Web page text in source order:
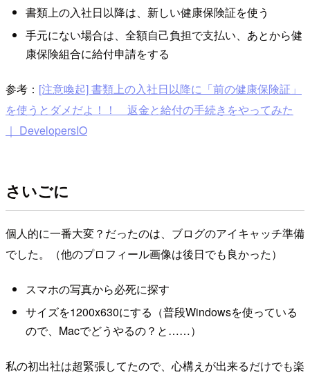
書類上の入社日以降は、新しい健康保険証を使う
手元にない場合は、全額自己負担で支払い、あとから健
康保険組合に給付申請をする
参考： [注意喚起] 書類上の入社日以降に「前の健康保険証」
を使うとダメだよ！！ 返金と給付の手続きをやってみた
｜ DevelopersIO
さいごに
個人的に一番大変？だったのは、ブログのアイキャッチ準備
でした。（他のプロフィール画像は後日でも良かった）
スマホの写真から必死に探す
サイズを1200x630にする（普段Windowsを使っている
ので、Macでどうやるの？と……）
私の初出社は超緊張してたので、心構えが出来るだけでも楽